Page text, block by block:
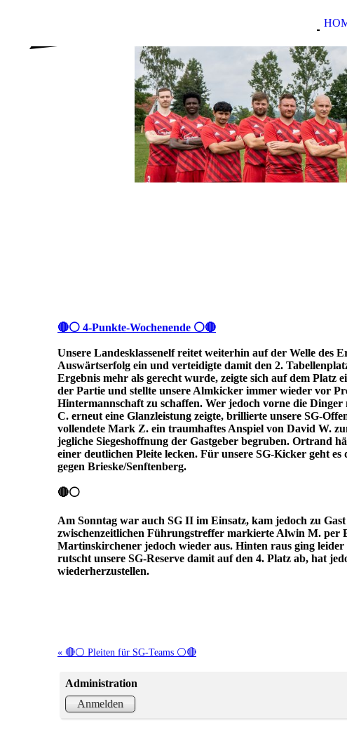
🔴⚪ 4-Punkte-Wochenende ⚪🔴
Unsere Landesklassenelf reitet weiterhin auf der Welle des
Auswärtserfolg ein und verteidigte damit den 2.
Ergebnis mehr als gerecht wurde, zeigte sich auf dem
der Partie und stellte unsere Almkicker immer wieder vor
Hintermannschaft zu schaffen. Wer jedoch vorne die
C. erneut eine Glanzleistung zeigte, brillierte unsere SG-
vollendete Mark Z. ein traumhaftes Anspiel von David W.
jegliche Siegeshoffnung der Gastgeber begruben. Ortrand
einer deutlichen Pleite lecken. Für unsere SG-Kicker geht
gegen Brieske/Senftenberg.
🔴⚪
Am Sonntag war auch SG II im Einsatz, kam jedoch zu
zwischenzeitlichen Führungstreffer markierte Alwin M. per
Martinskirchener jedoch wieder aus. Hinten raus ging
rutscht unsere SG-Reserve damit auf den 4. Platz ab, hat
wiederherzustellen.
« 🔴⚪ Pleiten für SG-Teams ⚪🔴
Administration
Anmelden